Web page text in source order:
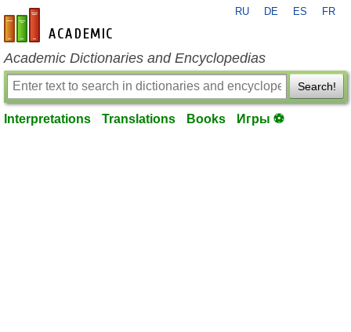
en-academic.com
RU DE ES FR
Academic Dictionaries and Encyclopedias
Search!
Interpretations Translations Books Игры ⚽